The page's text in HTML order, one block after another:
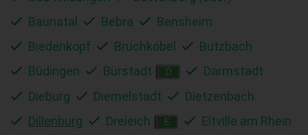
Baunatal
Bebra
Bensheim
Biedenkopf
Bruchköbel
Butzbach
Büdingen
Bürstadt D
Darmstadt
Dieburg
Diemelstadt
Dietzenbach
Dillenburg
Dreieich E
Eltville am Rhein